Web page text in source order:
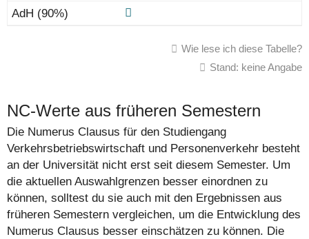
Wie lese ich diese Tabelle?
Stand: keine Angabe
NC-Werte aus früheren Semestern
Die Numerus Clausus für den Studiengang
Verkehrsbetriebswirtschaft und Personenverkehr besteht
an der Universität nicht erst seit diesem Semester. Um
die aktuellen Auswahlgrenzen besser einordnen zu
können, solltest du sie auch mit den Ergebnissen aus
früheren Semestern vergleichen, um die Entwicklung des
Numerus Clausus besser einschätzen zu können. Die